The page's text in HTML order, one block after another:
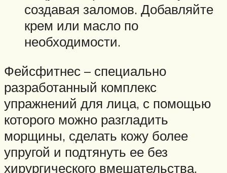
создавая заломов. Добавляйте
крем или масло по
необходимости.
Фейсфитнес – специально
разработанный комплекс
упражнений для лица, с помощью
которого можно разгладить
морщины, сделать кожу более
упругой и подтянуть ее без
хирургического вмешательства.